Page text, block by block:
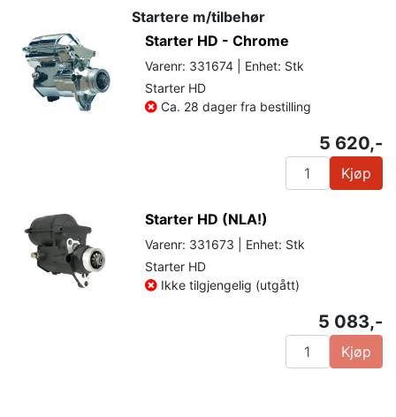
Startere m/tilbehør
Starter HD - Chrome
Varenr: 331674 | Enhet: Stk
Starter HD
Ca. 28 dager fra bestilling
5 620,-
Kjøp
Starter HD (NLA!)
Varenr: 331673 | Enhet: Stk
Starter HD
Ikke tilgjengelig (utgått)
5 083,-
Kjøp